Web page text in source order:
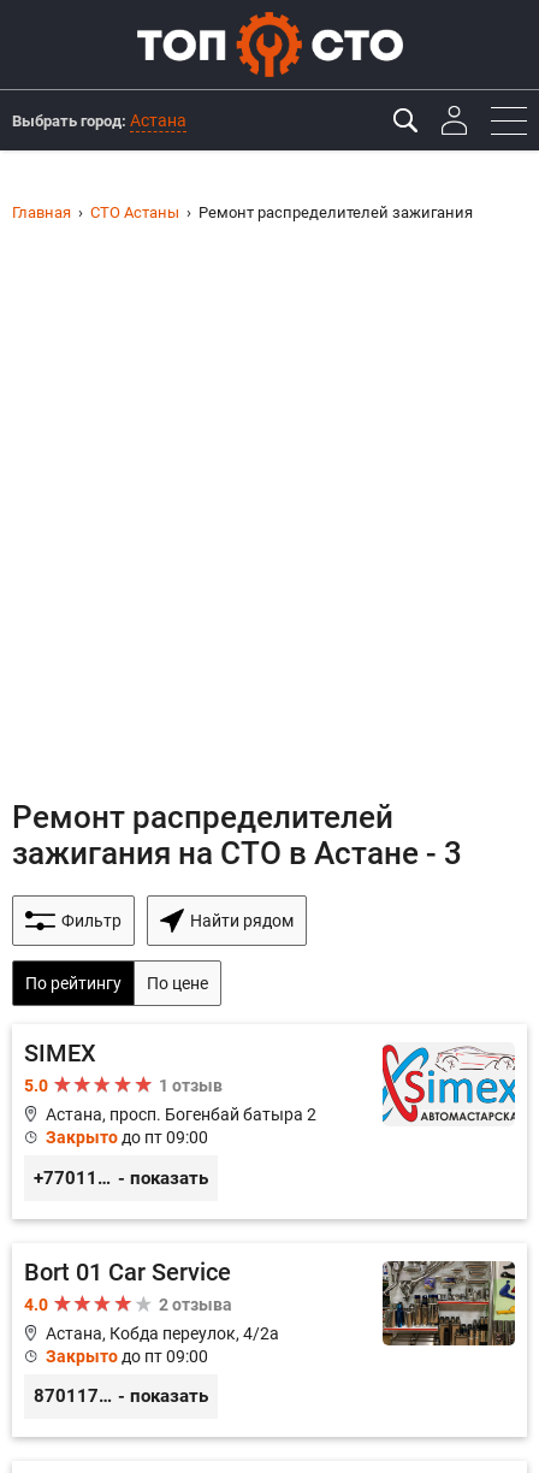
Выбрать город: Астана
Главная СТО Астаны Ремонт распределителей зажигания
Ремонт распределителей
зажигания на СТО в Астане - 3
Фильтр Найти рядом
По рейтингу По цене
SIMEX
5.0
1 отзыв
Астана, просп. Богенбай батыра 2
Закрыто до пт 09:00
+77011248780 - показать
Bort 01 Car Service
4.0
2 отзыва
Астана, Кобда переулок, 4/2а
Закрыто до пт 09:00
87011754444 - показать